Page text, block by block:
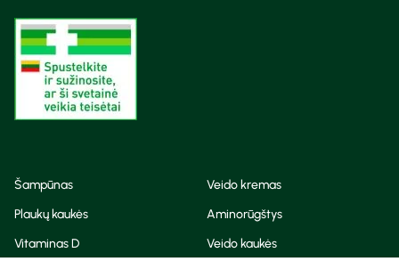
Šampūnas
Veido kremas
Plaukų kaukės
Aminorūgštys
Vitaminas D
Veido kaukės